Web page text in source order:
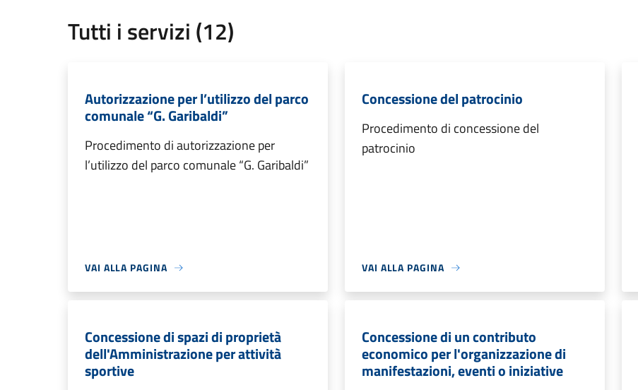
Tutti i servizi (12)
Autorizzazione per l’utilizzo del parco
comunale “G. Garibaldi”
Procedimento di autorizzazione per
l’utilizzo del parco comunale “G. Garibaldi”
VAI ALLA PAGINA
Concessione del patrocinio
Procedimento di concessione del
patrocinio
VAI ALLA PAGINA
Concessione di spazi di proprietà
dell'Amministrazione per attività
sportive
Concessione di un contributo
economico per l'organizzazione di
manifestazioni, eventi o iniziative